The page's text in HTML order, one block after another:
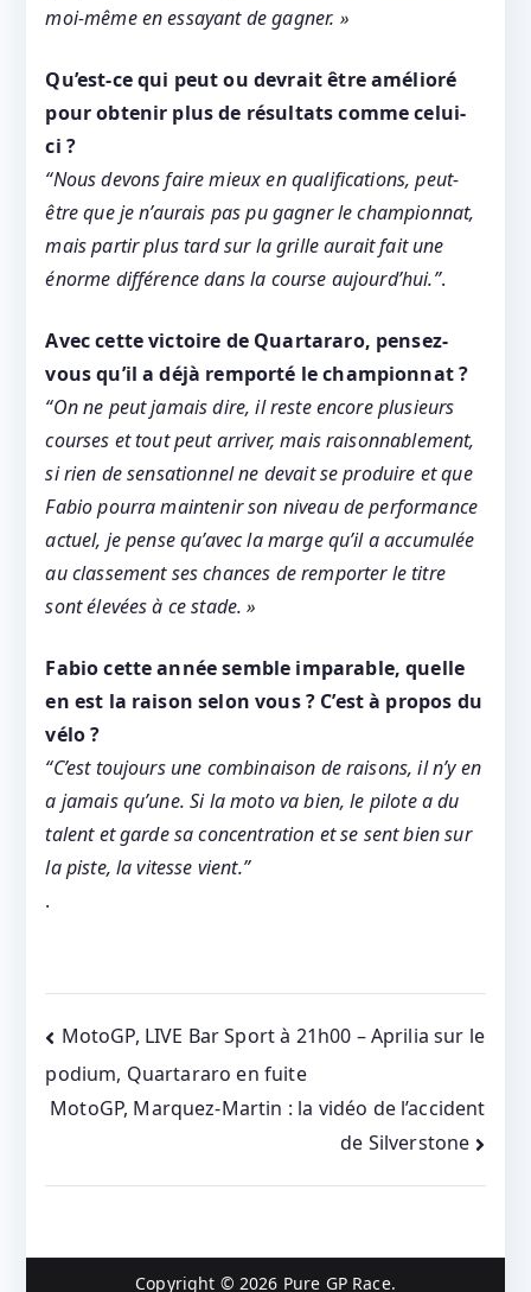
moi-même en essayant de gagner. »
Qu’est-ce qui peut ou devrait être amélioré
pour obtenir plus de résultats comme celui-
ci ?
“Nous devons faire mieux en qualifications, peut-
être que je n’aurais pas pu gagner le championnat,
mais partir plus tard sur la grille aurait fait une
énorme différence dans la course aujourd’hui.”.
Avec cette victoire de Quartararo, pensez-
vous qu’il a déjà remporté le championnat ?
“On ne peut jamais dire, il reste encore plusieurs
courses et tout peut arriver, mais raisonnablement,
si rien de sensationnel ne devait se produire et que
Fabio pourra maintenir son niveau de performance
actuel, je pense qu’avec la marge qu’il a accumulée
au classement ses chances de remporter le titre
sont élevées à ce stade. »
Fabio cette année semble imparable, quelle
en est la raison selon vous ? C’est à propos du
vélo ?
“C’est toujours une combinaison de raisons, il n’y en
a jamais qu’une. Si la moto va bien, le pilote a du
talent et garde sa concentration et se sent bien sur
la piste, la vitesse vient.”
.
Post
navigation
MotoGP, LIVE Bar Sport à 21h00 – Aprilia sur le
podium, Quartararo en fuite
MotoGP, Marquez-Martin : la vidéo de l’accident
de Silverstone
Copyright © 2026 Pure GP Race.